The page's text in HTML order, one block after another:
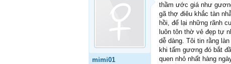
mimi01
thầm ước giá như
gã thợ điêu khắc tàn
hồi, để lại những rãnh
luôn tôn thờ vẻ đẹp tự
dễ dàng. Tôi tin rằng
khi tấm gương đó bắt
quen nhỏ nhất hàng